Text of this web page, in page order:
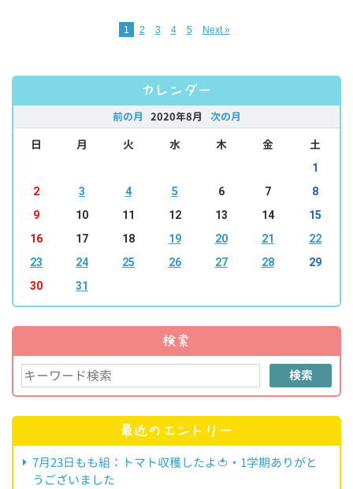
1 2 3 4 5 Next »
カレンダー
前の月 2020年8月 次の月
日 月 火 水 木 金 土
1
2
3 4 5 6 7
8
9
10 11 12 13 14
15
16
17 18 19 20 21
22
23
24 25 26 27 28
29
30
31
検索
検索
最近のエントリー
7月23日もも組：トマト収穫したよ🍅・1学期ありがと
うございました